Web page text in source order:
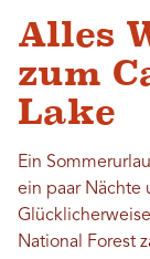
Alles
zum
Lake
Ein
ein paar Nächte
National Forest